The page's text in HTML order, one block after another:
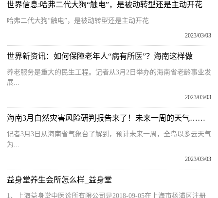
世界信息:哈弗二代大狗“触电”，是被动转型还是主动开花
哈弗二代大狗“触电”，是被动转型还是主动开花
2023/03/03
世界新资讯：如何保障老年人“病有所医”？海南这样做
养老服务是重大的民生工程。记者从3月2日举办的海南省老龄事业发
展...
2023/03/03
海南3月自然灾害风险研判报告来了！未来一周的天气……
记者3月3日从海南省气象台了解到，预计未来一周，全岛以多云天气
为...
2023/03/03
益身堂养生会所怎么样_益身堂
1、上海益身堂中医诊所有限公司是2018-09-05在上海市杨浦区注册